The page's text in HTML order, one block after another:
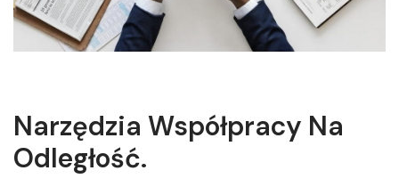
Narzędzia Współpracy Na
Odległość.